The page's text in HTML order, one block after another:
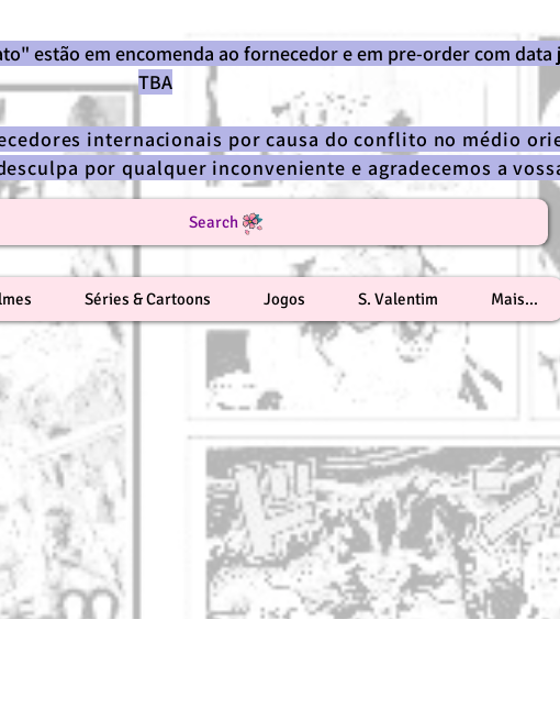
estão em encomenda ao fornecedor e em pre-order com data
TBA
internacionais por causa do conflito no médio
por qualquer inconveniente e agradecemos a
Search
Séries & Cartoons Jogos S. Valentim Mais...